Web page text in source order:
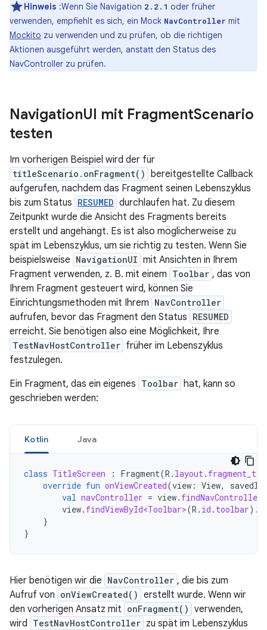
Hinweis :Wenn Sie Navigation 2.2.1 oder früher
verwenden, empfiehlt es sich, ein Mock NavController mit
Mockito zu verwenden und zu prüfen, ob die richtigen
Aktionen ausgeführt werden, anstatt den Status des
NavController zu prüfen.
NavigationUI mit FragmentScenario
testen
Im vorherigen Beispiel wird der für
titleScenario.onFragment()
bereitgestellte Callback
aufgerufen, nachdem das Fragment seinen Lebenszyklus
bis zum Status RESUMED durchlaufen hat. Zu diesem
Zeitpunkt wurde die Ansicht des Fragments bereits
erstellt und angehängt. Es ist also möglicherweise zu
spät im Lebenszyklus, um sie richtig zu testen. Wenn Sie
beispielsweise NavigationUI mit Ansichten in Ihrem
Fragment verwenden, z. B. mit einem Toolbar , das von
Ihrem Fragment gesteuert wird, können Sie
Einrichtungsmethoden mit Ihrem NavController
aufrufen, bevor das Fragment den Status RESUMED
erreicht. Sie benötigen also eine Möglichkeit, Ihre
TestNavHostController früher im Lebenszyklus
festzulegen.
Ein Fragment, das ein eigenes Toolbar hat, kann so
geschrieben werden:
Kotlin Java
class TitleScreen : Fragment(R . layout .
override fun onViewCreated(view : View,
val navController = view. findNavController
view. findViewById<Toolbar>(R . id . toolbar).
}
}
Hier benötigen wir die NavController , die bis zum
Aufruf von onViewCreated() erstellt wurde. Wenn wir
den vorherigen Ansatz mit onFragment() verwenden,
wird
TestNavHostController zu spät im Lebenszyklus